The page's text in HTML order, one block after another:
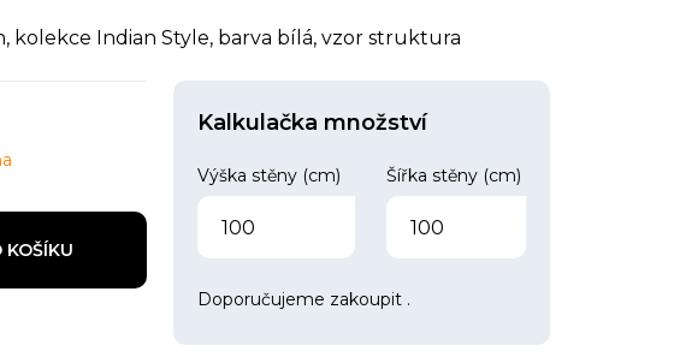
kolekce Indian Style, barva bílá, vzor struktura
KOŠÍKU
Kalkulačka množství
Výška stěny (cm) Šířka stěny (cm)
Doporučujeme zakoupit .